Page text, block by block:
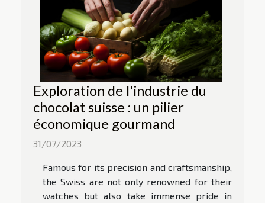
Exploration de l'industrie du
chocolat suisse : un pilier
économique gourmand
31/07/2023
Famous for its precision and craftsmanship,
the Swiss are not only renowned for their
watches but also take immense pride in